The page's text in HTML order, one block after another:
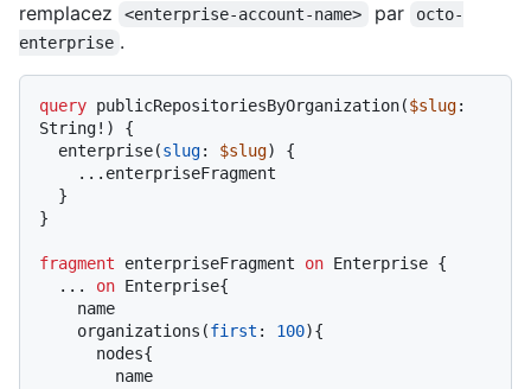
remplacez
<enterprise-account-name> par
octo-
enterprise .
query publicRepositoriesByOrganization($slug:
String! )
{
  enterprise
(slug: $slug) {
... enterpriseFragment
}
}
fragment enterpriseFragment on Enterprise {
...
on Enterprise{
    organizations
(first : 100){
      nodes
{